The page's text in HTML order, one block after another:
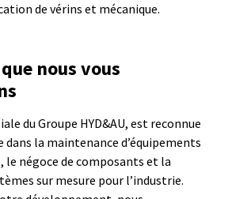
de vérins et mécanique.
nous vous
du Groupe HYD&AU, est reconnue
dans la maintenance d’équipements
le négoce de composants et la
sur mesure pour l’industrie.